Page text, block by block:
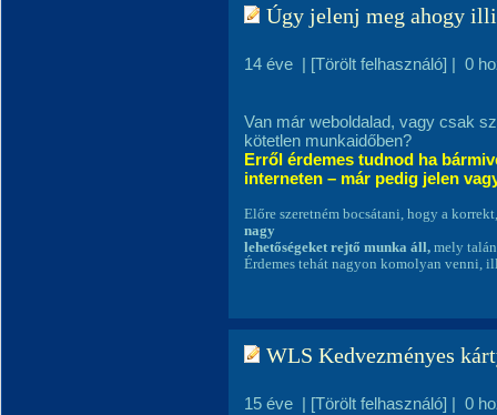
Úgy jelenj meg ahogy
14 éve | [Törölt felhasználó] | 0
Van már weboldalad, vagy csak
kötetlen munkaidőben?
Erről érdemes tudnod ha
interneten – már pedig jelen
Előre szeretném bocsátani, hogy a
nagy
lehetőségeket rejtő munka áll, mely
Érdemes tehát nagyon komolyan venni,
WLS Kedvezményes
15 éve | [Törölt felhasználó] | 0